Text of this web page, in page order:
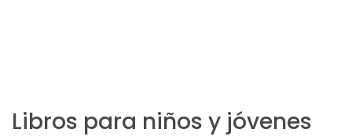
Libros para niños y jóvenes